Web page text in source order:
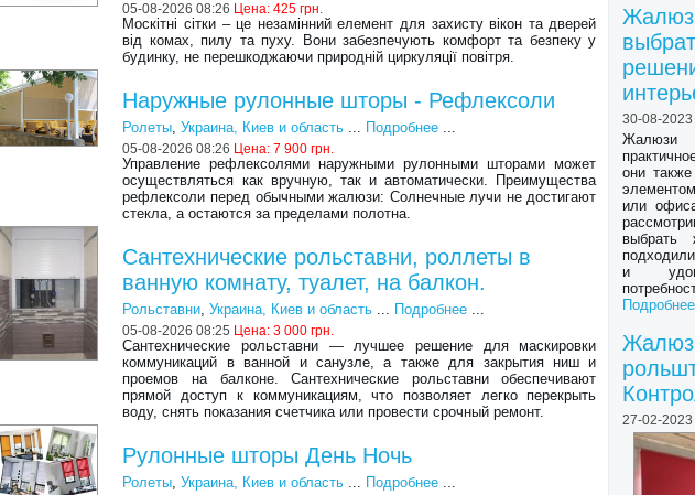
30-08-2023
Жалюзи
они
или
выбрать
и
Подробнее
27-02-2023
05-08-2026 08:26 Цена:425 грн.
Москітні сітки – це незамінний елемент для захисту вікон та дверей
від комах, пилу та пуху. Вони забезпечують комфорт та безпеку у
будинку, не перешкоджаючи природній циркуляції повітря.
Наружные рулонные шторы - Рефлексоли
Ролеты,Украина, Киев и область ... Подробнее ...
05-08-2026 08:26 Цена:7 900 грн.
Управление рефлексолями наружными рулонными шторами может
осуществляться как вручную, так и автоматически. Преимущества
рефлексоли перед обычными жалюзи: Солнечные лучи не достигают
стекла, а остаются за пределами полотна.
Сантехнические рольставни, роллеты в
ванную комнату, туалет, на балкон.
Рольставни,Украина, Киев и область ... Подробнее ...
05-08-2026 08:25 Цена:3 000 грн.
Сантехнические рольставни — лучшее решение для маскировки
коммуникаций в ванной и санузле, а также для закрытия ниш и
проемов на балконе. Сантехнические рольставни обеспечивают
прямой доступ к коммуникациям, что позволяет легко перекрыть
воду, снять показания счетчика или провести срочный ремонт.
Рулонные шторы День Ночь
Ролеты,Украина, Киев и область ... Подробнее ...